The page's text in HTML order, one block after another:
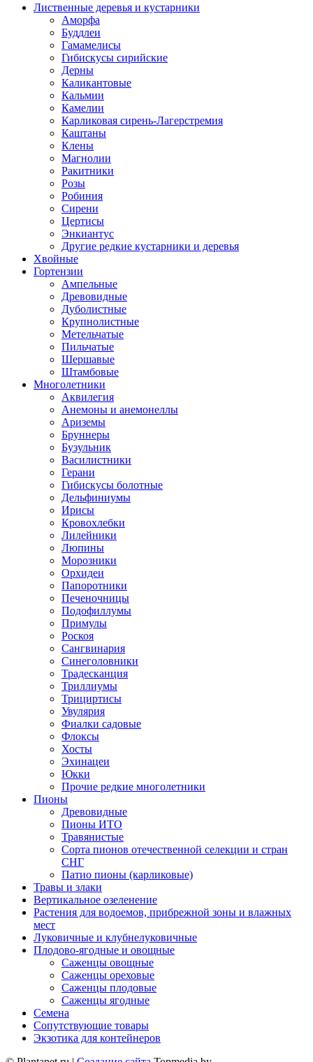
Лиственные деревья и кустарники
Аморфа
Буддлеи
Гамамелисы
Гибискусы сирийские
Дерны
Каликантовые
Кальмии
Камелии
Карликовая сирень-Лагерстремия
Каштаны
Клены
Магнолии
Ракитники
Розы
Робиния
Сирени
Цертисы
Энкиантус
Другие редкие кустарники и деревья
Хвойные
Гортензии
Ампельные
Древовидные
Дуболистные
Крупнолистные
Метельчатые
Пильчатые
Шершавые
Штамбовые
Многолетники
Аквилегия
Анемоны и анемонеллы
Ариземы
Бруннеры
Бузульник
Василистники
Герани
Гибискусы болотные
Дельфиниумы
Ирисы
Кровохлебки
Лилейники
Люпины
Морозники
Орхидеи
Папоротники
Печеночницы
Подофиллумы
Примулы
Роскоя
Сангвинария
Синеголовники
Традесканция
Триллиумы
Трициртисы
Увулярия
Фиалки садовые
Флоксы
Хосты
Эхинацеи
Юкки
Прочие редкие многолетники
Пионы
Древовидные
Пионы ИТО
Травянистые
Сорта пионов отечественной селекции и стран
СНГ
Патио пионы (карликовые)
Травы и злаки
Вертикальное озеленение
Растения для водоемов, прибрежной зоны и влажных
мест
Луковичные и клубнелуковичные
Плодово-ягодные и овощные
Саженцы овощные
Саженцы ореховые
Саженцы плодовые
Саженцы ягодные
Семена
Сопутствующие товары
Экзотика для контейнеров